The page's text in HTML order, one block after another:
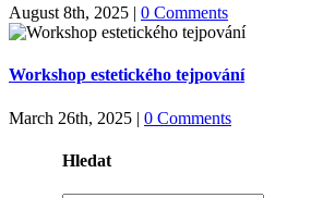
August 8th, 2025 | 0 Comments
Workshop estetického tejpování
March 26th, 2025 | 0 Comments
Hledat